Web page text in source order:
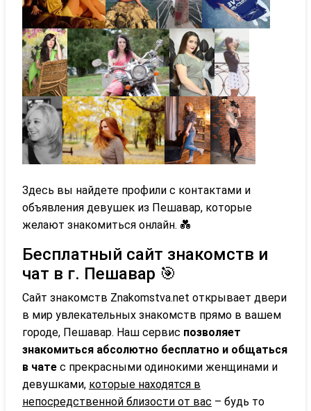
Здесь вы найдете профили с контактами и
объявления девушек из Пешавар, которые
желают знакомиться онлайн. 💑
Бесплатный сайт знакомств и
чат в г. Пешавар 🎯
Сайт знакомств Znakomstva.net открывает двери
в мир увлекательных знакомств прямо в вашем
городе, Пешавар. Наш сервис позволяет
знакомиться абсолютно бесплатно и общаться
в чате с прекрасными одинокими женщинами и
девушками, которые находятся в
непосредственной близости от вас – будь то